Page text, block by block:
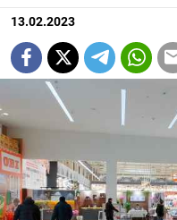
13.02.2023